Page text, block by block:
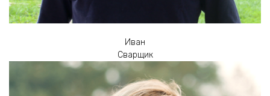
Иван
Сварщик